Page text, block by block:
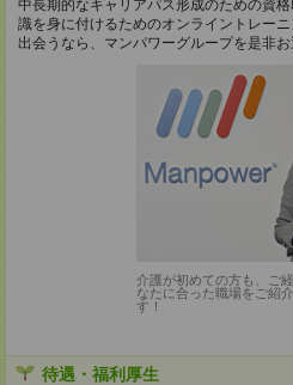
中長期的なキャリアパス形成のための資
識を身に付けるためのオンライントレー
出会うなら、マンパワーグループを是非お
介護が初めての方も、ご
なたに合った職場をご紹
す！
待遇・福利厚生